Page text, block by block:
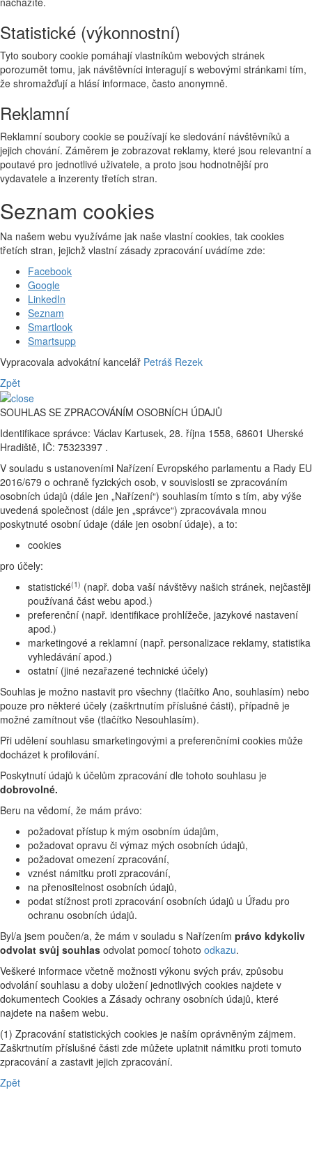
Statistické (výkonnostní)
Tyto soubory cookie pomáhají vlastníkům webových stránek
porozumět tomu, jak návštěvníci interagují s webovými stránkami tím,
že shromažďují a hlásí informace, často anonymně.
Reklamní
Reklamní soubory cookie se používají ke sledování návštěvníků a
jejich chování. Záměrem je zobrazovat reklamy, které jsou relevantní a
poutavé pro jednotlivé uživatele, a proto jsou hodnotnější pro
vydavatele a inzerenty třetích stran.
Seznam cookies
Na našem webu využíváme jak naše vlastní cookies, tak cookies
třetích stran, jejichž vlastní zásady zpracování uvádíme zde:
Facebook
Google
LinkedIn
Seznam
Smartlook
Smartsupp
Vypracovala advokátní kancelář Petráš Rezek
Zpět
SOUHLAS SE ZPRACOVÁNÍM OSOBNÍCH ÚDAJŮ
Identifikace správce: Václav Kartusek, 28. října 1558, 68601 Uherské
Hradiště, IČ: 75323397 .
V souladu s ustanoveními Nařízení Evropského parlamentu a Rady EU
2016/679 o ochraně fyzických osob, v souvislosti se zpracováním
osobních údajů (dále jen „Nařízení“) souhlasím tímto s tím, aby výše
uvedená společnost (dále jen „správce“) zpracovávala mnou
poskytnuté osobní údaje (dále jen osobní údaje), a to:
cookies
pro účely:
statistické(1) (např. doba vaší návštěvy našich stránek, nejčastěji
používaná část webu apod.)
preferenční (např. identifikace prohlížeče, jazykové nastavení
apod.)
marketingové a reklamní (např. personalizace reklamy, statistika
vyhledávání apod.)
ostatní (jiné nezařazené technické účely)
Souhlas je možno nastavit pro všechny (tlačítko Ano, souhlasím) nebo
pouze pro některé účely (zaškrtnutím příslušné části), případně je
možné zamítnout vše (tlačítko Nesouhlasím).
Při udělení souhlasu smarketingovými a preferenčními cookies může
docházet k profilování.
Poskytnutí údajů k účelům zpracování dle tohoto souhlasu je
dobrovolné.
Beru na vědomí, že mám právo:
požadovat přístup k mým osobním údajům,
požadovat opravu či výmaz mých osobních údajů,
požadovat omezení zpracování,
vznést námitku proti zpracování,
na přenositelnost osobních údajů,
podat stížnost proti zpracování osobních údajů u Úřadu pro
ochranu osobních údajů.
Byl/a jsem poučen/a, že mám v souladu s Nařízením právo kdykoliv
odvolat svůj souhlas odvolat pomocí tohoto odkazu.
Veškeré informace včetně možnosti výkonu svých práv, způsobu
odvolání souhlasu a doby uložení jednotlivých cookies najdete v
dokumentech Cookies a Zásady ochrany osobních údajů, které
najdete na našem webu.
(1) Zpracování statistických cookies je naším oprávněným zájmem.
Zaškrtnutím příslušné části zde můžete uplatnit námitku proti tomuto
zpracování a zastavit jejich zpracování.
Zpět